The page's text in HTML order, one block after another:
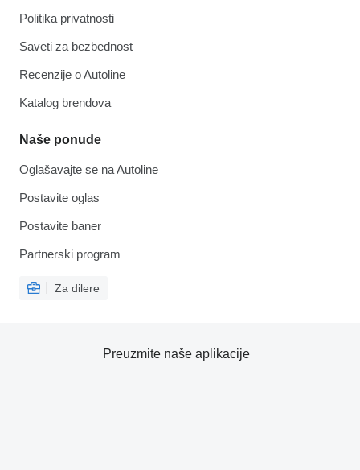
Politika privatnosti
Saveti za bezbednost
Recenzije o Autoline
Katalog brendova
Naše ponude
Oglašavajte se na Autoline
Postavite oglas
Postavite baner
Partnerski program
Za dilere
Preuzmite naše aplikacije